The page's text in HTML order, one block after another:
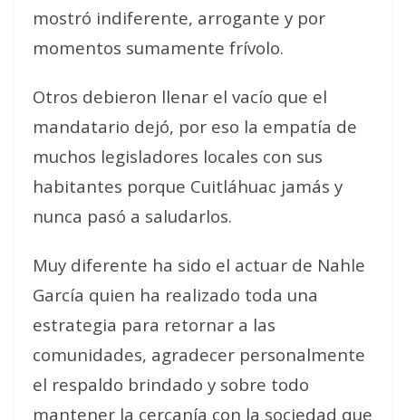
mostró indiferente, arrogante y por
momentos sumamente frívolo.
Otros debieron llenar el vacío que el
mandatario dejó, por eso la empatía de
muchos legisladores locales con sus
habitantes porque Cuitláhuac jamás y
nunca pasó a saludarlos.
Muy diferente ha sido el actuar de Nahle
García quien ha realizado toda una
estrategia para retornar a las
comunidades, agradecer personalmente
el respaldo brindado y sobre todo
mantener la cercanía con la sociedad que